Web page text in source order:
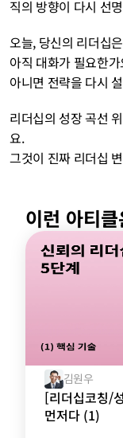
직의 방향이 다시 선
오늘, 당신의 리더십
아직 대화가 필요한
아니면 전략을 다시
리더십의 성장 곡선
요.
그것이 진짜 리더십
이런 아티
김원우
[리더십코칭/
먼저다 (1)